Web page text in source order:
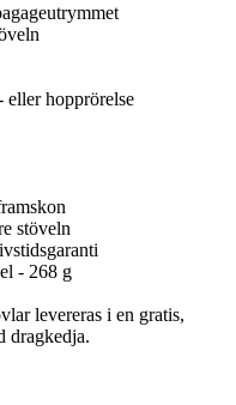
eller hopprörelse
stöveln
- 268 g
levereras i en gratis,
dragkedja.